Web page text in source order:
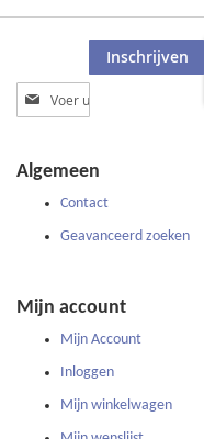
Abonneer
u
nieuwsbrief
Inschrijven
Algemeen
Contact
Geavanceerd zoeken
Mijn account
Mijn Account
Inloggen
Mijn winkelwagen